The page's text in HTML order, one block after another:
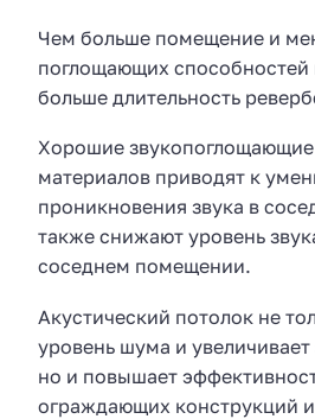
Чем больше помещение и
поглощающих способностей
больше длительность
Хорошие звукопоглощающие
материалов приводят к
проникновения звука в
также снижают уровень
соседнем помещении.
Акустический потолок не
уровень шума и увеличивает
но и повышает
ограждающих конструкций